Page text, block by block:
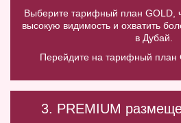
Выберите тарифный план GOLD,
высокую видимость и охватить
в Дубай.
Перейдите на тарифный план
3. PREMIUM